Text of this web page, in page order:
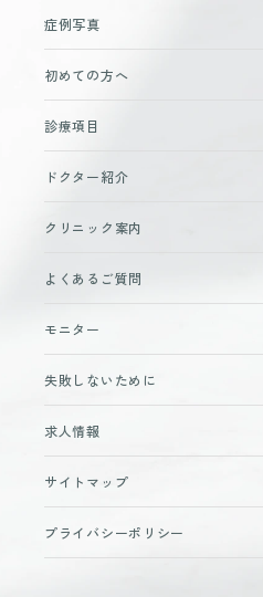
症例写真
初めての方へ
診療項目
ドクター紹介
クリニック案内
よくあるご質問
モニター
失敗しないために
求人情報
サイトマップ
プライバシーポリシー